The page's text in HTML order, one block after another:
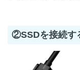
②SSDを接続す